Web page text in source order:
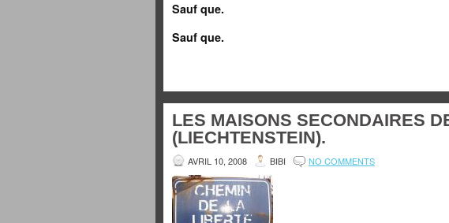
Sauf que.
Sauf que.
LES MAISONS SECONDAIRES
(LIECHTENSTEIN).
AVRIL 10, 2008 BIBI NO COMMENTS